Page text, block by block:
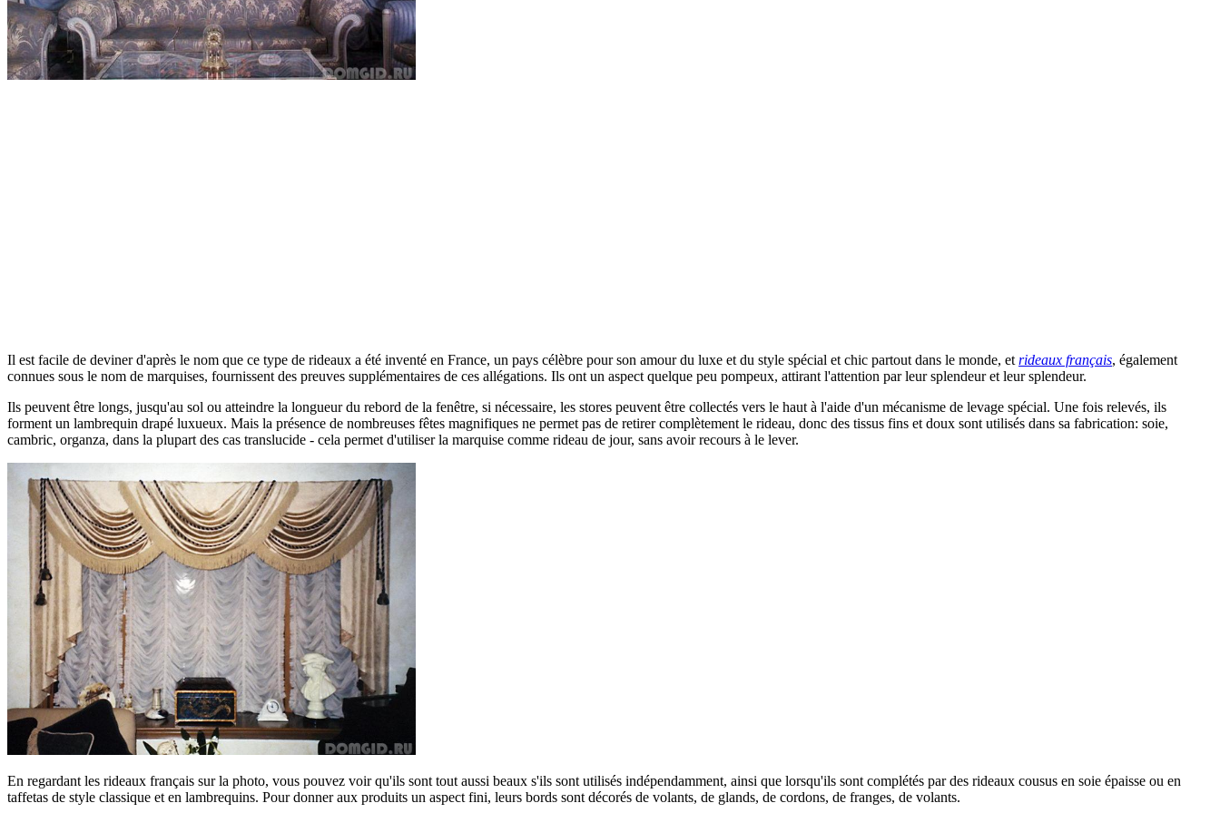
Il est facile de deviner d'après le nom que ce type de rideaux a été inventé en France, un pays célèbre pour son amour du luxe et du style spécial et chic partout dans le monde, et rideaux français, également
connues sous le nom de marquises, fournissent des preuves supplémentaires de ces allégations. Ils ont un aspect quelque peu pompeux, attirant l'attention par leur splendeur et leur splendeur.
Ils peuvent être longs, jusqu'au sol ou atteindre la longueur du rebord de la fenêtre, si nécessaire, les stores peuvent être collectés vers le haut à l'aide d'un mécanisme de levage spécial. Une fois relevés, ils
forment un lambrequin drapé luxueux. Mais la présence de nombreuses fêtes magnifiques ne permet pas de retirer complètement le rideau, donc des tissus fins et doux sont utilisés dans sa fabrication: soie,
cambric, organza, dans la plupart des cas translucide - cela permet d'utiliser la marquise comme rideau de jour, sans avoir recours à le lever.
En regardant les rideaux français sur la photo, vous pouvez voir qu'ils sont tout aussi beaux s'ils sont utilisés indépendamment, ainsi que lorsqu'ils sont complétés par des rideaux cousus en soie épaisse ou en
taffetas de style classique et en lambrequins. Pour donner aux produits un aspect fini, leurs bords sont décorés de volants, de glands, de cordons, de franges, de volants.